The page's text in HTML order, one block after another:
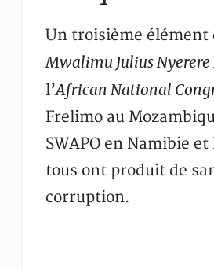
Un troisième élément
Mwalimu Julius Nyerere
l’African National
Frelimo au
SWAPO en Namibie
tous ont produit de
corruption.